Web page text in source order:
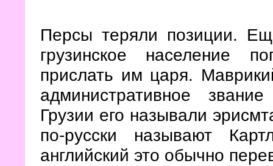
Персы теряли позиции.
грузинское население
прислать им царя.
административное
Грузии его называли
по-русски называют
английский это обычно